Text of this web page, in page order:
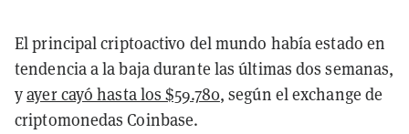
El principal criptoactivo del mundo había estado en
tendencia a la baja durante las últimas dos semanas,
yayer cayó hasta los $59.780, según el exchange de
criptomonedas Coinbase.